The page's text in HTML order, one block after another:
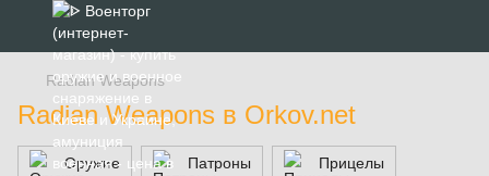
Radian Weapons
Radian Weapons в Orkov.net
Оружие Патроны Прицелы